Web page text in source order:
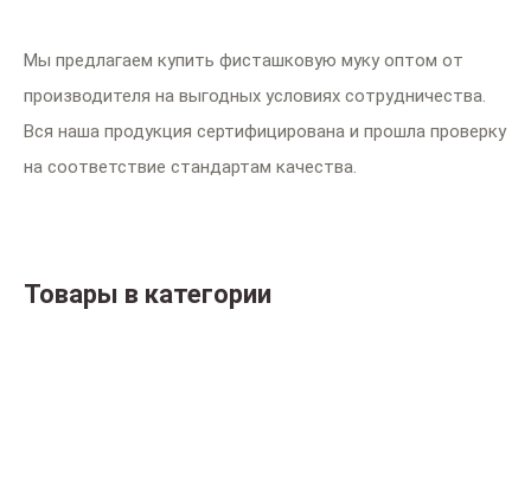
Мы предлагаем купить фисташковую муку оптом от
производителя на выгодных условиях сотрудничества.
Вся наша продукция сертифицирована и прошла проверку
на соответствие стандартам качества.
Товары в категории